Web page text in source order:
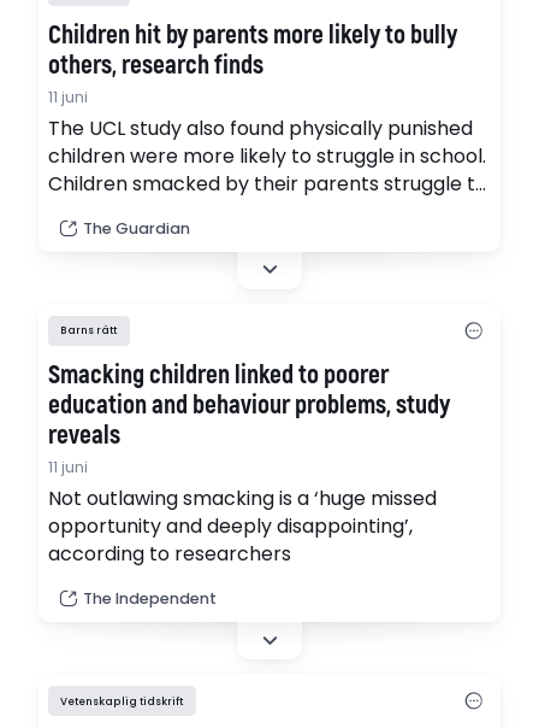
Children hit by parents more likely to bully
others, research finds
11 juni
The UCL study also found physically punished
children were more likely to struggle in school.
Children smacked by their parents struggle to
bully others, causing a negative impact on
society, according to new research calling for
The Guardian
Barns rätt
Smacking children linked to poorer
education and behaviour problems, study
reveals
11 juni
Not outlawing smacking is a ‘huge missed
opportunity and deeply disappointing’,
according to researchers
The Independent
Vetenskaplig tidskrift